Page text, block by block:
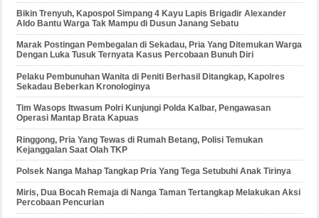
Bikin Trenyuh, Kapospol Simpang 4 Kayu Lapis Brigadir Alexander
Aldo Bantu Warga Tak Mampu di Dusun Janang Sebatu
Marak Postingan Pembegalan di Sekadau, Pria Yang Ditemukan Warga
Dengan Luka Tusuk Ternyata Kasus Percobaan Bunuh Diri
Pelaku Pembunuhan Wanita di Peniti Berhasil Ditangkap, Kapolres
Sekadau Beberkan Kronologinya
Tim Wasops Itwasum Polri Kunjungi Polda Kalbar, Pengawasan
Operasi Mantap Brata Kapuas
Ringgong, Pria Yang Tewas di Rumah Betang, Polisi Temukan
Kejanggalan Saat Olah TKP
Polsek Nanga Mahap Tangkap Pria Yang Tega Setubuhi Anak Tirinya
Miris, Dua Bocah Remaja di Nanga Taman Tertangkap Melakukan Aksi
Percobaan Pencurian